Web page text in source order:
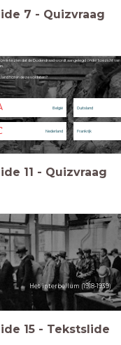
7 - Quizvraag
is te zien dat de Dodendraad wordt aangelegd onder toezicht van
land horen deze soldaten?
België Duitsland
Nederland Frankrijk
11 - Quizvraag
Het interbellum (1918-1939)
15 - Tekstslide